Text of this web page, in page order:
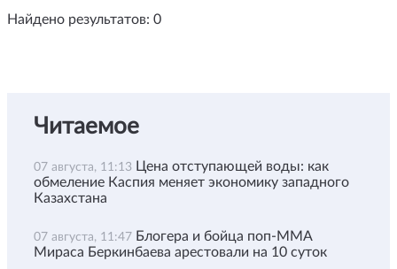
Найдено результатов: 0
Читаемое
07 августа, 11:13 Цена отступающей воды: как
обмеление Каспия меняет экономику западного
Казахстана
07 августа, 11:47 Блогера и бойца поп-ММА
Мираса Беркинбаева арестовали на 10 суток